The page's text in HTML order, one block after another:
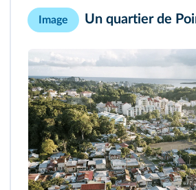
Image Un quartier de